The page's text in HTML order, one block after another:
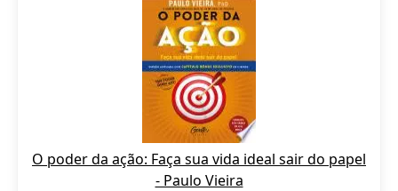
O poder da ação: Faça sua vida ideal sair do papel
- Paulo Vieira